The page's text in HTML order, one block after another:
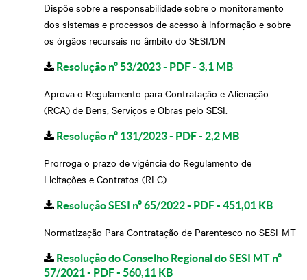
Dispõe sobre a responsabilidade sobre o monitoramento
dos sistemas e processos de acesso à informação e sobre
os órgãos recursais no âmbito do SESI/DN
Resolução nº 53/2023 - PDF - 3,1 MB
Aprova o Regulamento para Contratação e Alienação
(RCA) de Bens, Serviços e Obras pelo SESI.
Resolução nº 131/2023 - PDF - 2,2 MB
Prorroga o prazo de vigência do Regulamento de
Licitações e Contratos (RLC)
Resolução SESI nº 65/2022 - PDF - 451,01 KB
Normatização Para Contratação de Parentesco no SESI-MT
Resolução do Conselho Regional do SESI MT nº
57/2021 - PDF - 560,11 KB